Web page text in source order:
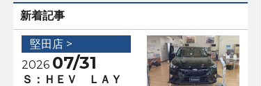
新着記事
堅田店 >
2026 07/31
Ｓ：ＨＥＶ ＬＡＹ